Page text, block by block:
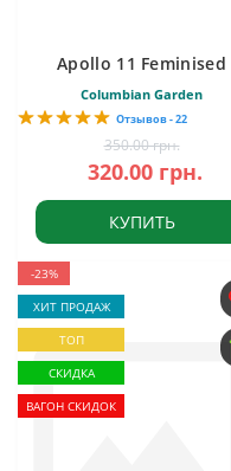
Apollo 11 Feminised
Columbian Garden
Отзывов - 22
350.00 грн.
320.00 грн.
КУПИТЬ
-23%
ХИТ ПРОДАЖ
ТОП
СКИДКА
ВАГОН СКИДОК